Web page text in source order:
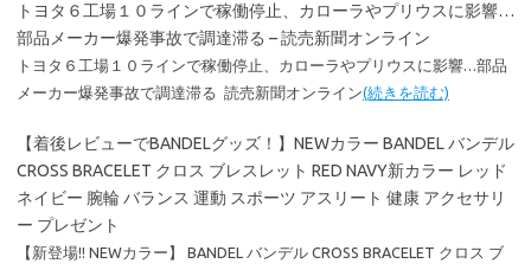
トヨタ６工場１０ラインで稼働停止、カローラやプリウスに影響…
部品メーカー爆発事故で調達滞る – 読売新聞オンライン
トヨタ６工場１０ラインで稼働停止、カローラやプリウスに影響…部品
メーカー爆発事故で調達滞る 読売新聞オンライン(続きを読む)
【着後レビューでBANDELグッズ！】NEWカラー BANDEL バンデル
CROSS BRACELET クロス ブレスレット RED NAVY新カラー レッド
ネイビー 腕輪 バランス 運動 スポーツ アスリート 健康 アクセサリ
ー プレゼント
【新登場!! NEWカラー】 BANDEL バンデル CROSS BRACELET クロス ブ